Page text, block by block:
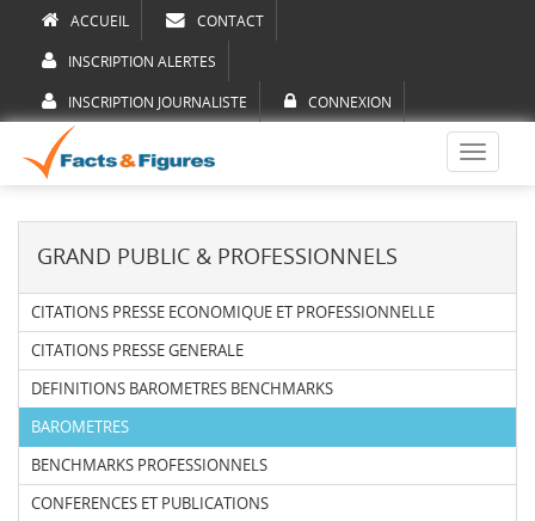
ACCUEIL CONTACT
INSCRIPTION ALERTES
INSCRIPTION JOURNALISTE CONNEXION
Toggle
GRAND PUBLIC & PROFESSIONNELS
CITATIONS PRESSE ECONOMIQUE ET PROFESSIONNELLE
CITATIONS PRESSE GENERALE
DEFINITIONS BAROMETRES BENCHMARKS
BAROMETRES
BENCHMARKS PROFESSIONNELS
CONFERENCES ET PUBLICATIONS